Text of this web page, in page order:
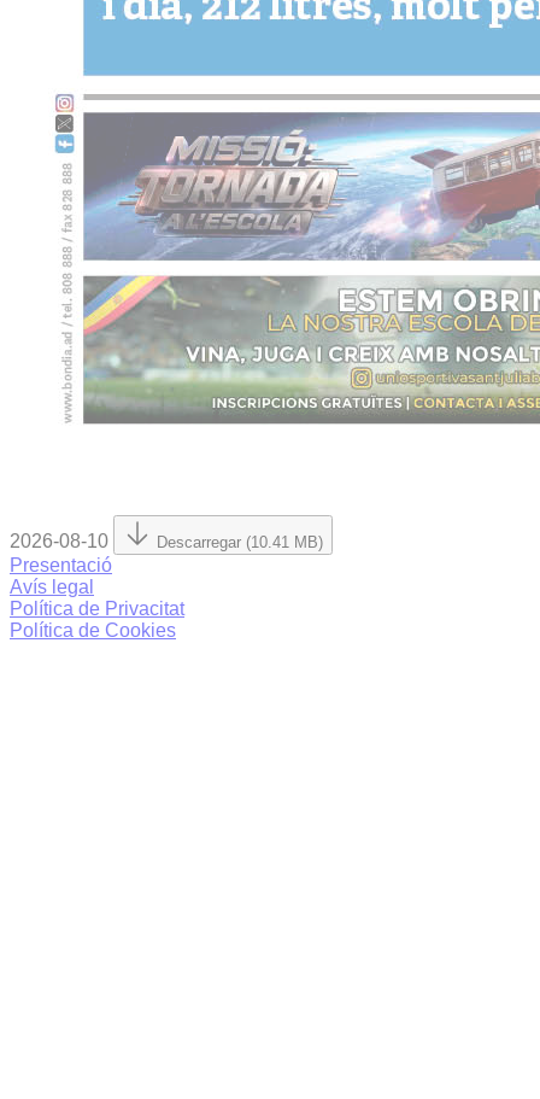
2026-08-10 Descarregar (10.41 MB)
Presentació
Avís legal
Política de Privacitat
Política de Cookies